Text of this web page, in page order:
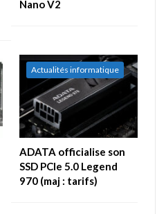
Nano V2
Actualités informatique
ADATA officialise son
SSD PCIe 5.0 Legend
970 (maj : tarifs)